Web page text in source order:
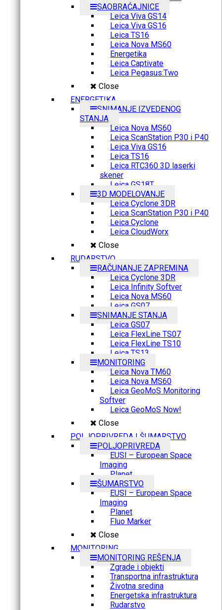
SAOBRAĆAJNICE
Leica Viva GS14
Leica Viva GS16
Leica TS16
Leica Nova MS60
Energetika
Leica Captivate
Leica Pegasus:Two
Close
ENERGETIKA
SNIMANJE IZVEDENOG
STANJA
Leica Nova MS60
Leica ScanStation P30 i P40
Leica Viva GS16
Leica TS16
Leica RTC360 3D laserki
skener
Leica GS18T
3D MODELOVANJE
Leica Cyclone 3DR
Leica ScanStation P30 i P40
Leica Cyclone
Leica CloudWorx
Close
RUDARSTVO
RAČUNANJE ZAPREMINA
Leica Cyclone 3DR
Leica Infinity Softver
Leica Nova MS60
Leica GS07
SNIMANJE STANJA
Leica GS07
Leica FlexLine TS07
Leica FlexLine TS10
Leica TS13
MONITORING
Leica Nova TM60
Leica Nova MS60
Leica GeoMoS Monitoring
Softver
Leica GeoMoS Now!
Close
POLJOPRIVREDA I ŠUMARSTVO
POLJOPRIVREDA
EUSI – European Space
Imaging
Planet
ŠUMARSTVO
EUSI – European Space
Imaging
Planet
Fluo Marker
Close
MONITORING
MONITORING REŠENJA
Zgrade i objekti
Transportna infrastruktura
Životna sredina
Energetska infrastruktura
Rudarstvo